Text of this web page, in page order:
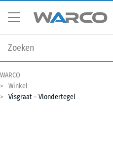
WARCO
Winkel
Visgraat – Vlondertegel